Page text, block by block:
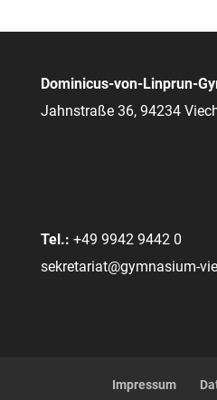
Dominicus-von-Linprun-
Jahnstraße 36, 94234
Tel.: +49 9942 9442 0
sekretariat@gymnasium-
Impressum